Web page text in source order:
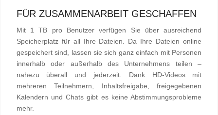
FÜR ZUSAMMENARBEIT GESCHAFFEN
Mit 1 TB pro Benutzer verfügen Sie über ausreichend
Speicherplatz für all Ihre Dateien. Da Ihre Dateien online
gespeichert sind, lassen sie sich ganz einfach mit Personen
innerhalb oder außerhalb des Unternehmens teilen –
nahezu überall und jederzeit. Dank HD-Videos mit
mehreren Teilnehmern, Inhaltsfreigabe, freigegebenen
Kalendern und Chats gibt es keine Abstimmungsprobleme
mehr.